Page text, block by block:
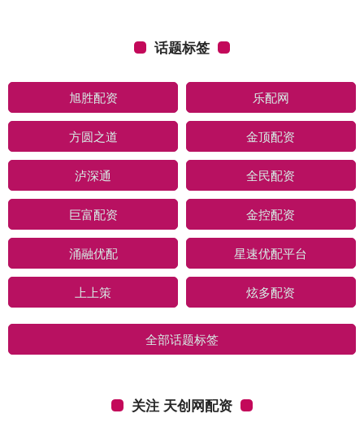
话题标签
旭胜配资 乐配网
方圆之道 金顶配资
泸深通 全民配资
巨富配资 金控配资
涌融优配 星速优配平台
上上策 炫多配资
全部话题标签
关注 天创网配资